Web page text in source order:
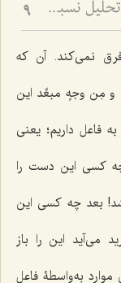
اصالت وجود و تبیین ماهیت اشیاء - تحلیل نسبت میان وجود واحد و کثرت ماهیات خارجی 9
نمی‌کند. آن که
مِن وجهٍ مبعِّد این
فاعل داریم؛ یعنی
کسی این دست را
بعد چه کسی این
می‌آید این را باز
به‌واسطۀ فاعل